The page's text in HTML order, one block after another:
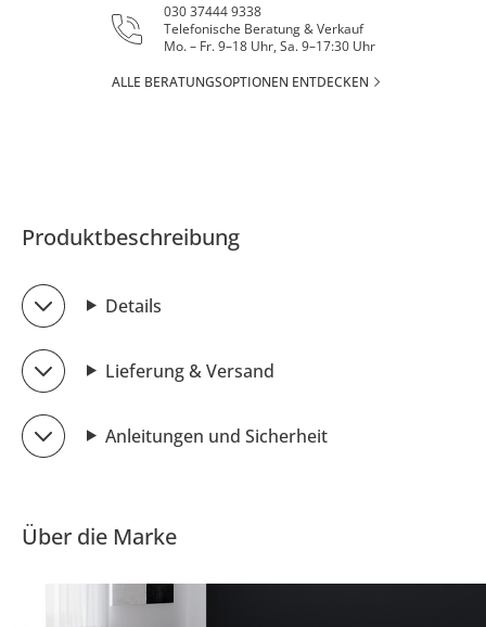
030 37444 9338
Telefonische Beratung & Verkauf
Mo. – Fr. 9–18 Uhr, Sa. 9–17:30 Uhr
ALLE BERATUNGSOPTIONEN ENTDECKEN
Produktbeschreibung
Details
Lieferung & Versand
Anleitungen und Sicherheit
Über die Marke